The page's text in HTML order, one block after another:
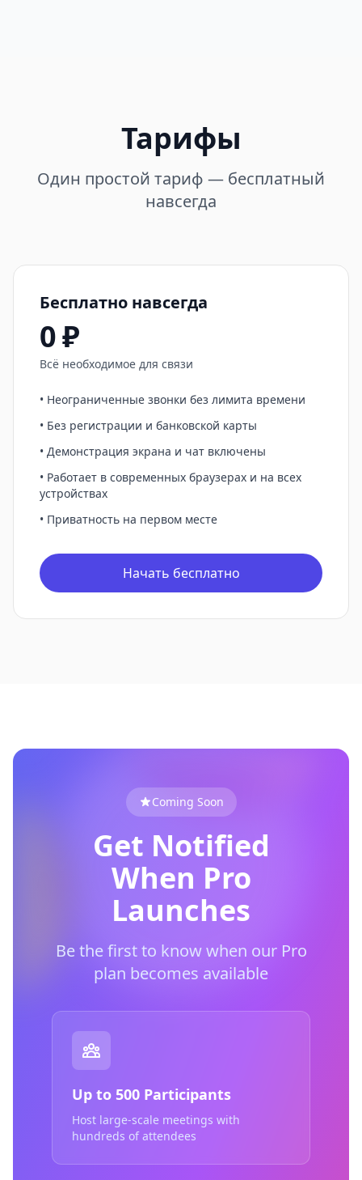
Тарифы
Один простой тариф — бесплатный
навсегда
Бесплатно навсегда
0 ₽
Всё необходимое для связи
• Неограниченные звонки без лимита времени
• Без регистрации и банковской карты
• Демонстрация экрана и чат включены
• Работает в современных браузерах и на всех
устройствах
• Приватность на первом месте
Начать бесплатно
Coming Soon
Get Notified
When Pro
Launches
Be the first to know when our Pro
plan becomes available
Up to 500 Participants
Host large-scale meetings with
hundreds of attendees